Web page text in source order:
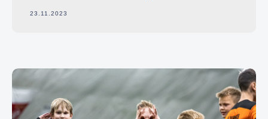
23.11.2023